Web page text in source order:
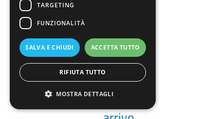
tagli
e
nuove
regole
in
TARGETING
FUNZIONALITÀ
SALVA E CHIUDI ACCETTA TUTTO
RIFIUTA TUTTO
MOSTRA DETTAGLI